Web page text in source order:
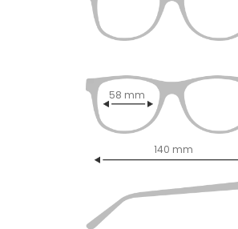
58 mm
140 mm